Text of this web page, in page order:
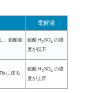
電解液
、硫酸鉛
硫酸 H2SO4 の濃
度が低下
に戻る
硫酸 H2SO4 の濃
度が上昇